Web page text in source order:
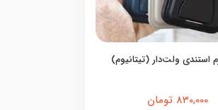
استندی ولت‌دار (تیتانیوم)
830,000 تومان